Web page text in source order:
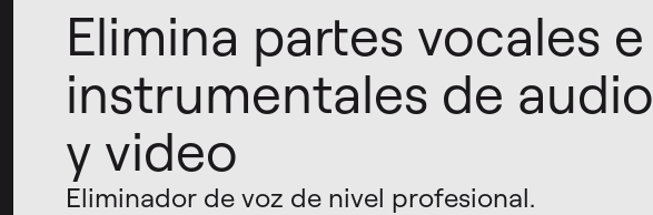
Elimina partes vocales e
instrumentales de audio
y video
Eliminador de voz de nivel profesional.